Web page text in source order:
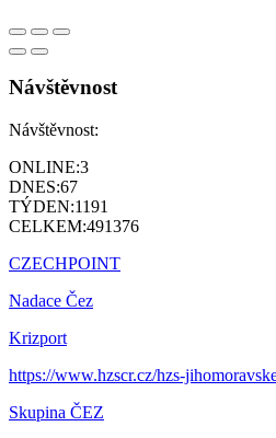
Návštěvnost
Návštěvnost:
ONLINE:3
DNES:67
TÝDEN:1191
CELKEM:491376
CZECHPOINT
Nadace Čez
Krizport
https://www.hzscr.cz/hzs-
Skupina ČEZ